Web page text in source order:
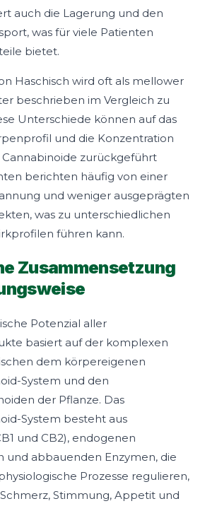
auch die Lagerung und den
was für viele Patienten
bietet.
Haschisch wird oft als mellower
beschrieben im Vergleich zu
Unterschiede können auf das
und die Konzentration
zurückgeführt
berichten häufig von einer
und weniger ausgeprägten
was zu unterschiedlichen
führen kann.
Zusammensetzung
Potenzial aller
basiert auf der komplexen
dem körpereigenen
System und den
der Pflanze. Das
System besteht aus
und CB2), endogenen
und abbauenden Enzymen, die
Prozesse regulieren,
Stimmung, Appetit und